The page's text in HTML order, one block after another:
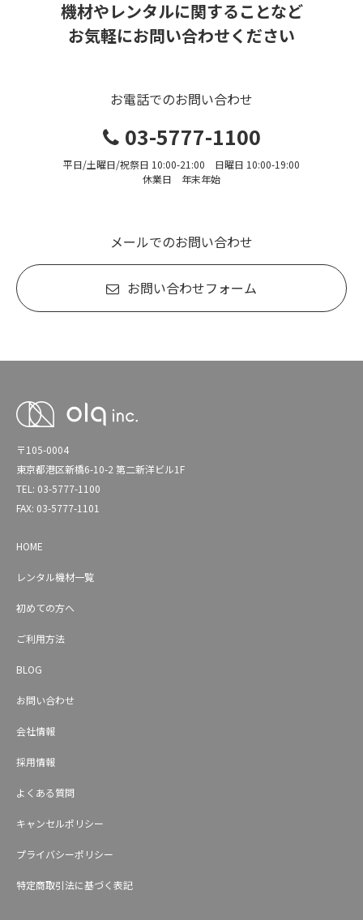
機材やレンタルに関することなど
お気軽にお問い合わせください
お電話でのお問い合わせ
03-5777-1100
平日/土曜日/祝祭日 10:00-21:00 日曜日 10:00-19:00
休業日 年末年始
メールでのお問い合わせ
お問い合わせフォーム
〒105-0004
東京都港区新橋6-10-2 第二新洋ビル1F
TEL: 03-5777-1100
FAX: 03-5777-1101
HOME
レンタル機材一覧
初めての方へ
ご利用方法
BLOG
お問い合わせ
会社情報
採用情報
よくある質問
キャンセルポリシー
プライバシーポリシー
特定商取引法に基づく表記